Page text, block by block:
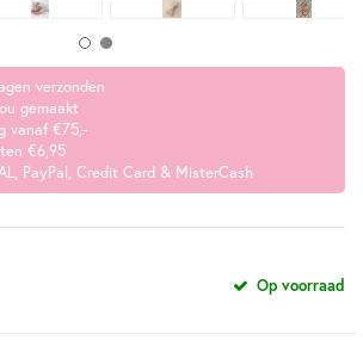
verzonden
gemaakt
vanaf €75,-
€6,95
PayPal, Credit Card & MisterCash
Op voorraad